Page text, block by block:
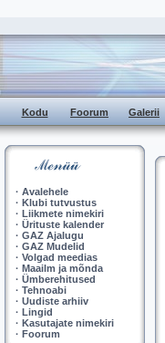
Kodu Foorum Galerii
· Avalehele
· Klubi tutvustus
· Liikmete nimekiri
· Ürituste kalender
· GAZ Ajalugu
· GAZ Mudelid
· Volgad meedias
· Maailm ja mõnda
· Ümberehitused
· Tehnoabi
· Uudiste arhiiv
· Lingid
· Kasutajate nimekiri
· Foorum